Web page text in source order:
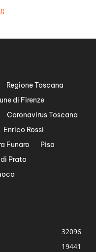
Regione Toscana
di Firenze
Coronavirus Toscana
Enrico Rossi
Funaro
Pisa
Prato
32096
19441